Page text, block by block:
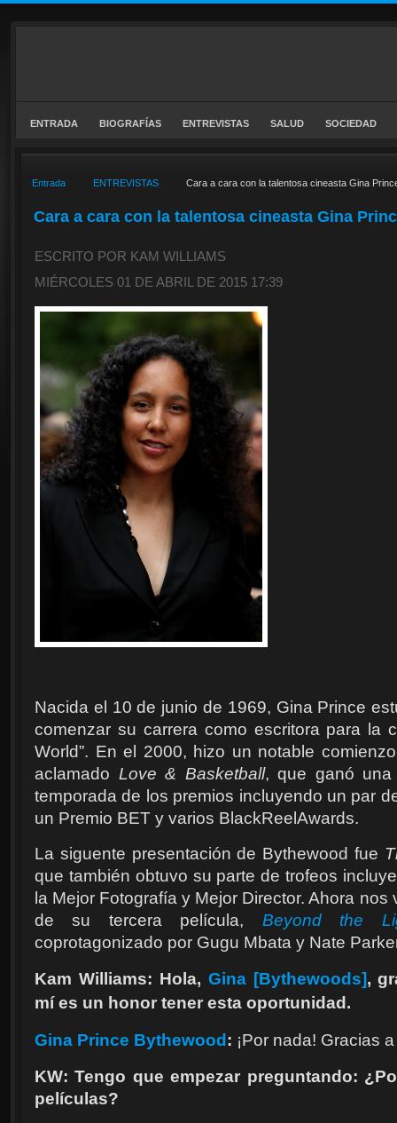
ENTRADA BIOGRAFÍAS ENTREVISTAS SALUD SOCIEDAD
Entrada ENTREVISTAS Cara a cara con la talentosa cineasta Gina
Cara a cara con la talentosa cineasta Gina
ESCRITO POR KAM WILLIAMS
MIÉRCOLES 01 DE ABRIL DE 2015 17:39
Nacida el 10 de junio de 1969, Gina Prince
comenzar su carrera como escritora para la
World”. En el 2000, hizo un notable
aclamado Love & Basketball, que ganó
temporada de los premios incluyendo un par
un Premio BET y varios BlackReelAwards.
La siguente presentación de Bythewood fue
que también obtuvo su parte de trofeos
la Mejor Fotografía y Mejor Director. Ahora
de su tercera película, Beyond the
coprotagonizado por Gugu Mbata y Nate
Kam Williams: Hola, Gina [Bythewoods],
mí es un honor tener esta oportunidad.
Gina Prince Bythewood: ¡Por nada! Gracias
KW: Tengo que empezar preguntando:
películas?